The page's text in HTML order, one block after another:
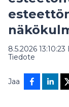
8.5.2026 13:10:23
Tiedote
Jaa